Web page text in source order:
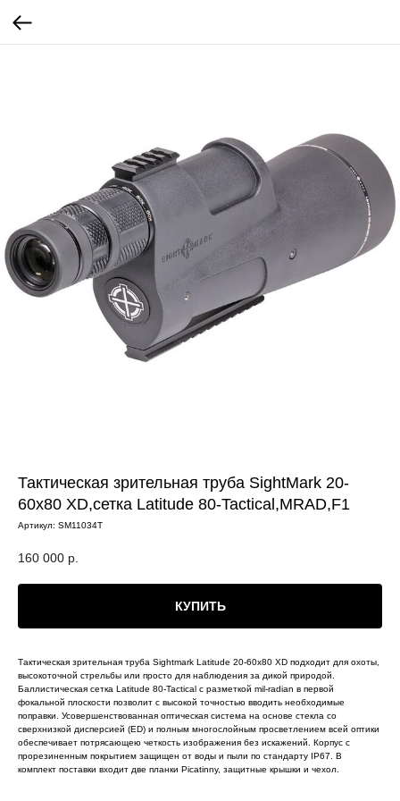
Тактическая зрительная труба SightMark 20-
60х80 XD,сетка Latitude 80-Tactical,MRAD,F1
Артикул: SM11034T
160 000 р.
КУПИТЬ
Тактическая зрительная труба Sightmark Latitude 20-60x80 XD подходит для охоты,
высокоточной стрельбы или просто для наблюдения за дикой природой.
Баллистическая сетка Latitude 80-Tactical с разметкой mil-radian в первой
фокальной плоскости позволит c высокой точностью вводить необходимые
поправки. Усовершенствованная оптическая система на основе стекла со
сверхнизкой дисперсией (ED) и полным многослойным просветлением всей оптики
обеспечивает потрясающею четкость изображения без искажений. Корпус с
прорезиненным покрытием защищен от воды и пыли по стандарту IP67. В
комплект поставки входит две планки Picatinny, защитные крышки и чехол.